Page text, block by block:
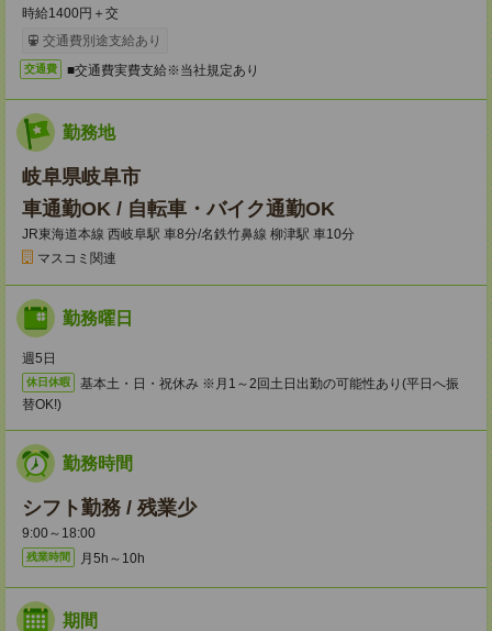
時給1400円＋交
交通費別途支給あり
交通費 ■交通費実費支給※当社規定あり
勤務地
岐阜県岐阜市
車通勤OK / 自転車・バイク通勤OK
JR東海道本線 西岐阜駅 車8分/名鉄竹鼻線 柳津駅 車10分
マスコミ関連
勤務曜日
週5日
休日休暇
基本土・日・祝休み ※月1～2回土日出勤の可能性あり(平日へ振
替OK!)
勤務時間
シフト勤務 / 残業少
9:00～18:00
残業時間 月5h～10h
期間